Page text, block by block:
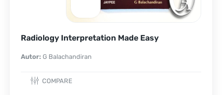
Radiology Interpretation Made Easy
Autor: G Balachandiran
COMPARE